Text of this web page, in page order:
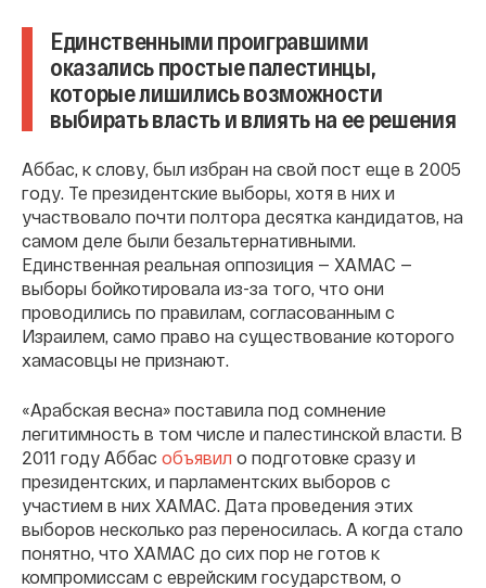
Единственными проигравшими
оказались простые палестинцы,
которые лишились возможности
выбирать власть и влиять на ее решения
Аббас, к слову, был избран на свой пост еще в 2005
году. Те президентские выборы, хотя в них и
участвовало почти полтора десятка кандидатов, на
самом деле были безальтернативными.
Единственная реальная оппозиция — ХАМАС —
выборы бойкотировала из-за того, что они
проводились по правилам, согласованным с
Израилем, само право на существование которого
хамасовцы не признают.
«Арабская весна» поставила под сомнение
легитимность в том числе и палестинской власти. В
2011 году Аббас объявил о подготовке сразу и
президентских, и парламентских выборов с
участием в них ХАМАС. Дата проведения этих
выборов несколько раз переносилась. А когда стало
понятно, что ХАМАС до сих пор не готов к
компромиссам с еврейским государством, о